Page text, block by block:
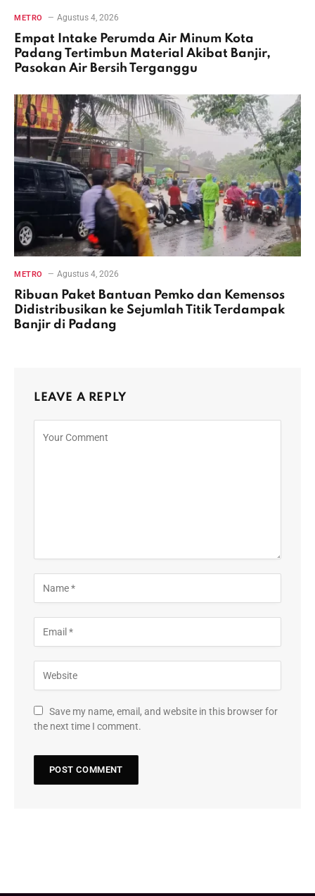
METRO Agustus 4, 2026
Empat Intake Perumda Air Minum Kota
Padang Tertimbun Material Akibat Banjir,
Pasokan Air Bersih Terganggu
METRO Agustus 4, 2026
Ribuan Paket Bantuan Pemko dan Kemensos
Didistribusikan ke Sejumlah Titik Terdampak
Banjir di Padang
LEAVE A REPLY
Save my name, email, and website in this browser for
the next time I comment.